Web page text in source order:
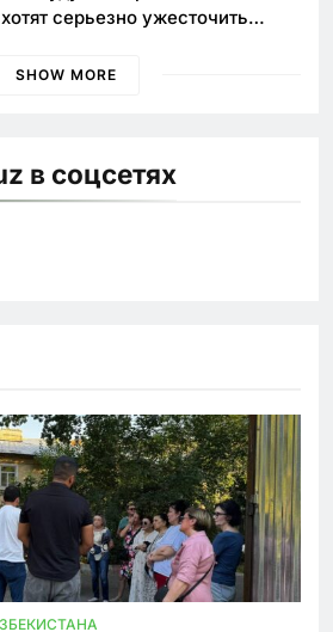
серьезно ужесточить
SHOW MORE
в соцсетях